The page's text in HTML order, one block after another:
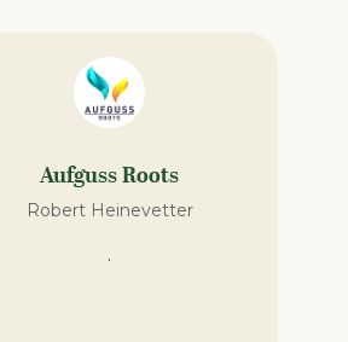
Aufguss Roots
Robert Heinevetter
.